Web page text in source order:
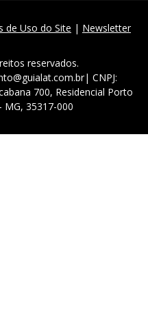
de Uso do Site | Newsletter
reservados.
CNPJ:
700, Residencial Porto
MG, 35317-000